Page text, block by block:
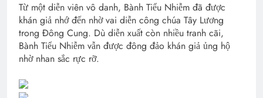
Từ một diễn viên vô danh, Bành Tiểu Nhiễm đã được
khán giả nhớ đến nhờ vai diễn công chúa Tây Lương
trong Đông Cung. Dù diễn xuất còn nhiều tranh cãi,
Bành Tiểu Nhiễm vẫn được đông đảo khán giả ủng hộ
nhờ nhan sắc rực rỡ.